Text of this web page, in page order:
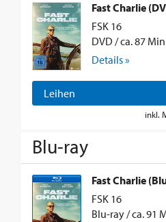
Fast Charlie
FSK 16
DVD / ca. 87
Details »
Leihen
inkl.
Blu-ray
Fast Charlie
FSK 16
Blu-ray / ca. 91